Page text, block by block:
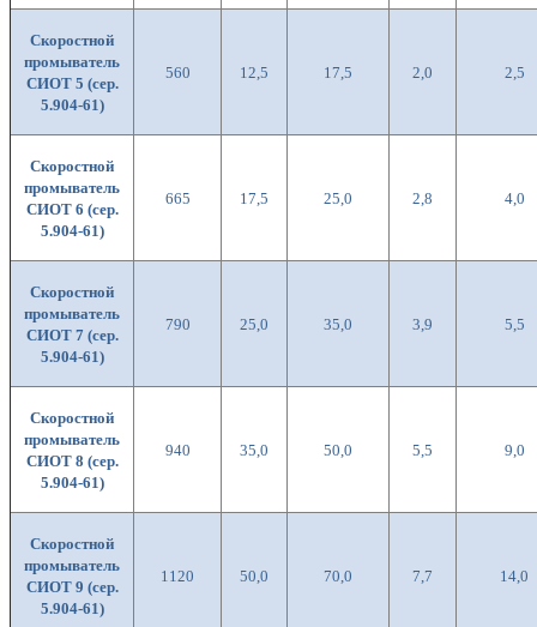
Скоростной
промыватель
СИОТ 5 (сер.
5.904-61)
560 12,5 17,5 2,0 2,5
Скоростной
промыватель
СИОТ 6 (сер.
5.904-61)
665 17,5 25,0 2,8 4,0
Скоростной
промыватель
СИОТ 7 (сер.
5.904-61)
790 25,0 35,0 3,9 5,5
Скоростной
промыватель
СИОТ 8 (сер.
5.904-61)
940 35,0 50,0 5,5 9,0
Скоростной
промыватель
СИОТ 9 (сер.
5.904-61)
1120 50,0 70,0 7,7 14,0